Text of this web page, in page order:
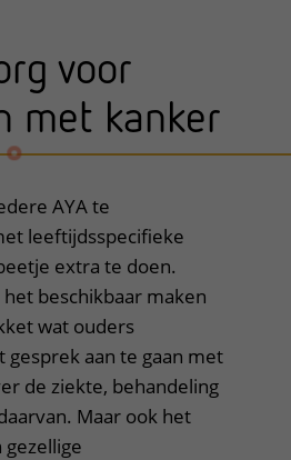
voor
met kanker
om te openen
AYA te
leeftijdsspecifieke
extra te doen.
beschikbaar maken
wat ouders
aan te gaan met
de ziekte, behandeling
Maar ook het